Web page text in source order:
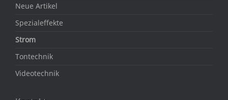
Neue Artikel
Spezialeffekte
Strom
Tontechnik
Videotechnik